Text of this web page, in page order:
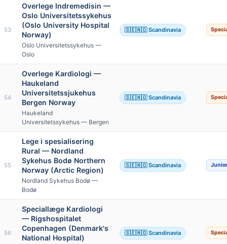
53
Overlege Indremedisin —
Oslo Universitetssykehus
(Oslo University Hospital
Norway)
Oslo Universitetssykehus —
Oslo
🇸🇪🇳🇴 Scandinavia
54
Overlege Kardiologi —
Haukeland
Universitetssjukehus
Bergen Norway
Haukeland
Universitetssykehus — Bergen
🇸🇪🇳🇴 Scandinavia
55
Lege i spesialisering
Rural — Nordland
Sykehus Bodø Northern
Norway (Arctic Region)
Nordland Sykehus Bodø —
Bodø
🇸🇪🇳🇴 Scandinavia Junior
56
Speciallæge Kardiologi
— Rigshospitalet
Copenhagen (Denmark's
National Hospital)
🇸🇪🇳🇴 Scandinavia